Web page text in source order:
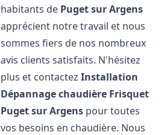
habitants de Puget sur Argens
apprécient notre travail et nous
sommes fiers de nos nombreux
avis clients satisfaits. N'hésitez
plus et contactezInstallation
Dépannage chaudière Frisquet
Puget sur Argens pour toutes
vos besoins en chaudière. Nous